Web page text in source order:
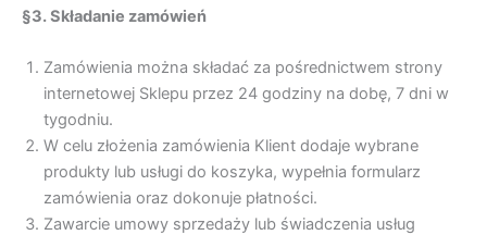
§3. Składanie zamówień
Zamówienia można składać za pośrednictwem strony
internetowej Sklepu przez 24 godziny na dobę, 7 dni w
tygodniu.
W celu złożenia zamówienia Klient dodaje wybrane
produkty lub usługi do koszyka, wypełnia formularz
zamówienia oraz dokonuje płatności.
Zawarcie umowy sprzedaży lub świadczenia usług